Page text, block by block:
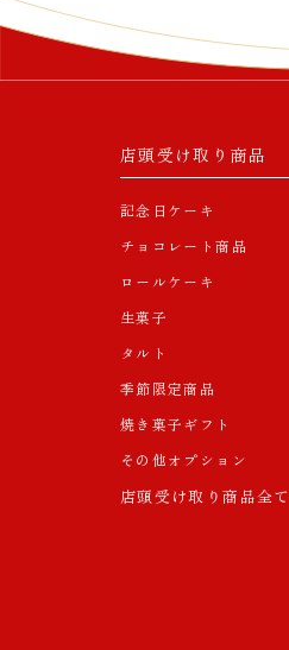
店頭受け取り商品
記念日ケーキ
チョコレート商品
ロールケーキ
生菓子
タルト
季節限定商品
焼き菓子ギフト
その他オプション
店頭受け取り商品全て